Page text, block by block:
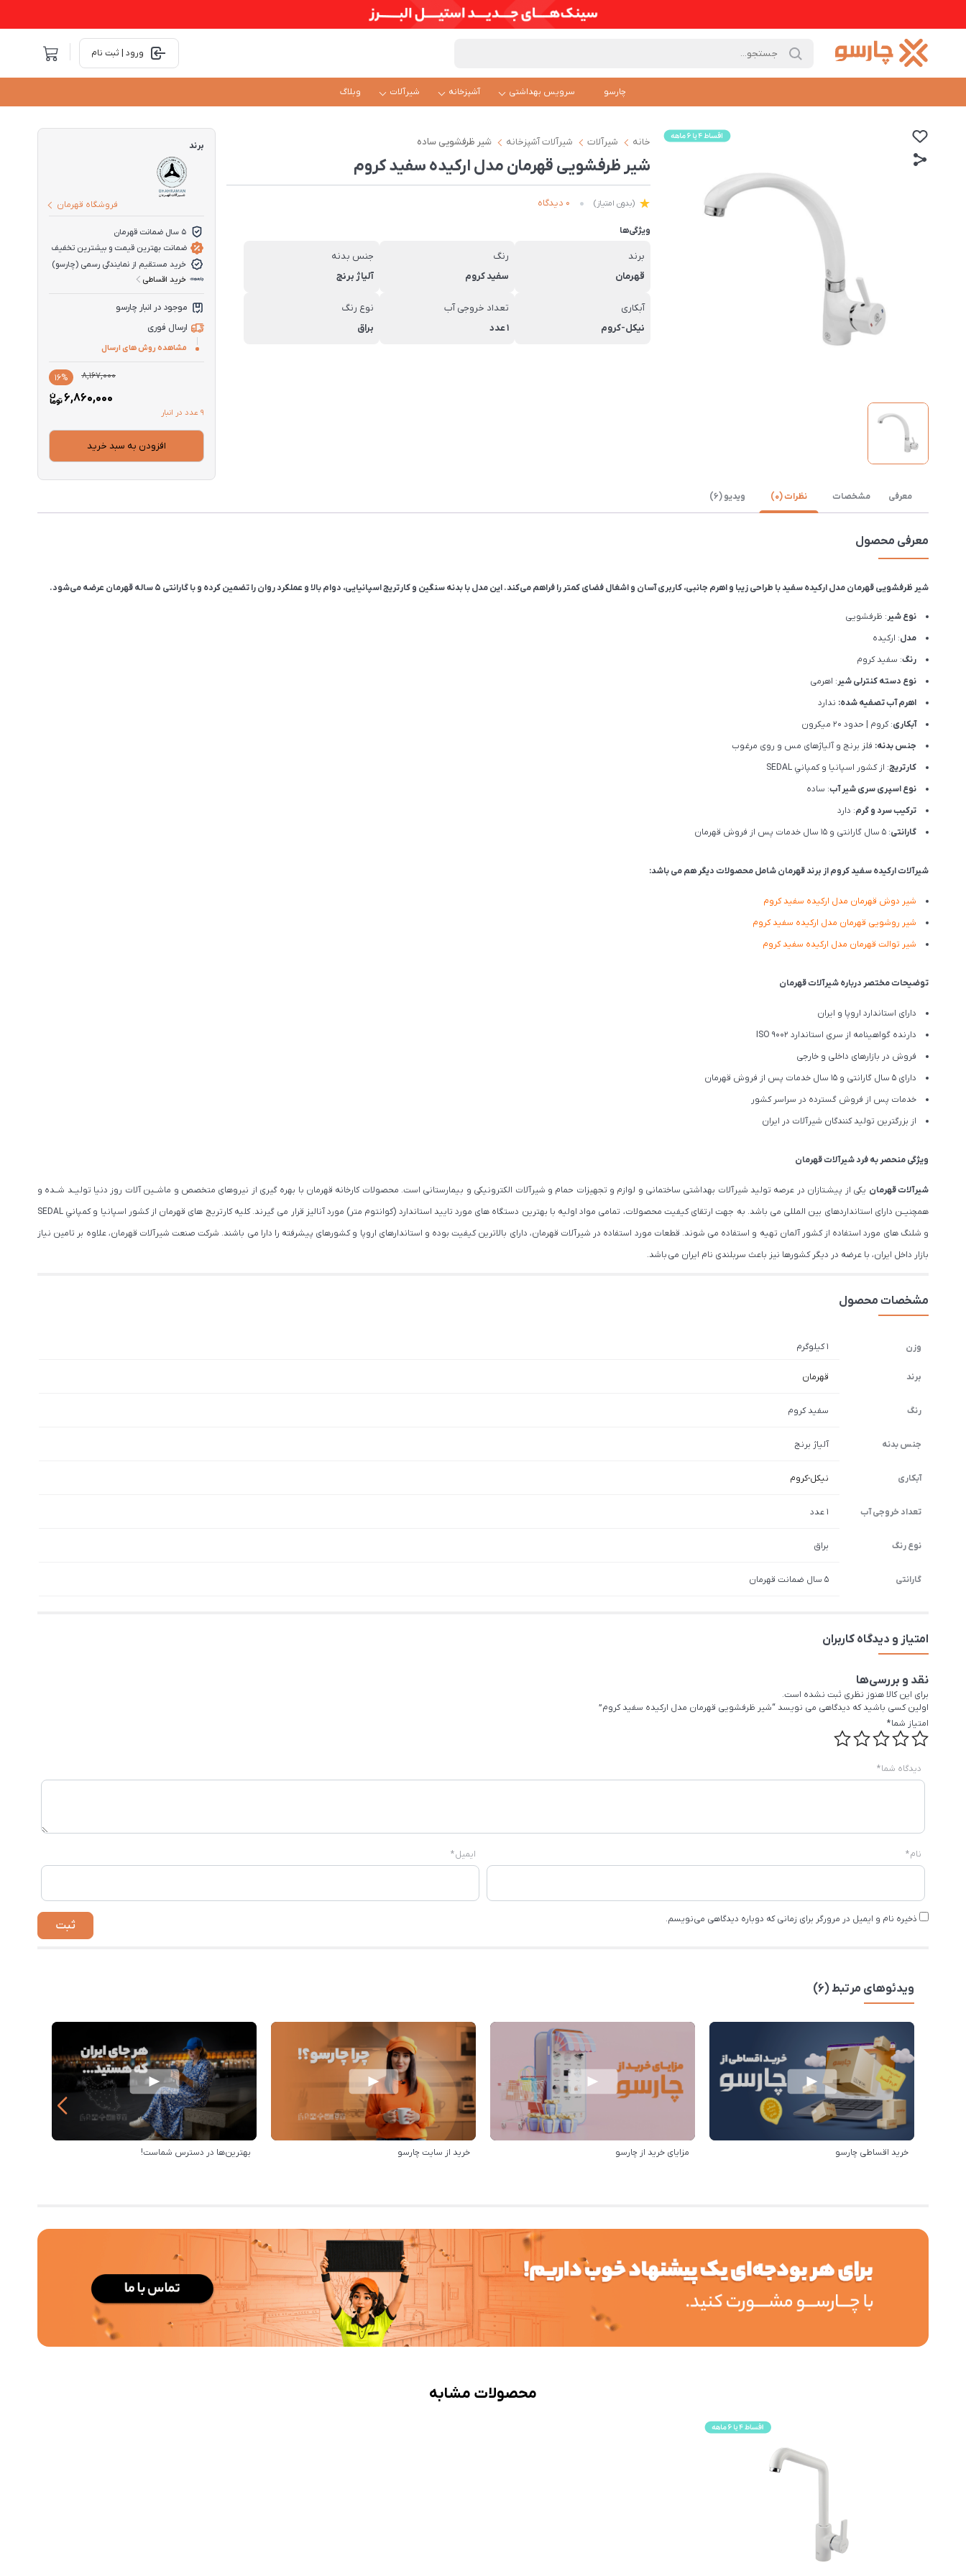
ورود | ثبت نام
چارسو سرویس بهداشتی آشپزخانه شیرآلات وبلاگ
خانه شیرآلات شیرآلات آشپزخانه شیر ظرفشویی ساده
شیر ظرفشویی قهرمان مدل ارکیده سفید کروم
(بدون امتیاز) 0 دیدگاه
ویژگی‌ها
برند
قهرمان
رنگ
سفید کروم
جنس بدنه
آلیاژ برنج
آبکاری
نیکل-کروم
تعداد خروجی آب
1 عدد
نوع رنگ
براق
برند
فروشگاه قهرمان
5 سال ضمانت قهرمان
ضمانت بهترین قیمت و بیشترین تخفیف
خرید مستقیم از نمایندگی رسمی (چارسو)
خرید اقساطی
موجود در انبار چارسو
ارسال فوری
مشاهده روش های ارسال
16% 8,167,000
قیمت
6,860,000
قیمت
9 عدد در انبار
افزودن به سبد خرید
معرفی مشخصات نظرات (0) ویدیو (6)
معرفی محصول
شیر ظرفشویی قهرمان مدل ارکیده سفید با طراحی زیبا و اهرم جانبی، کاربری آسان و اشغال فضای کمتر را فراهم می‌کند. این مدل با بدنه سنگین و کارتریج اسپانیایی، دوام بالا و عملکرد روان را تضمین کرده و با گارانتی 5 ساله قهرمان عرضه می‌شود.
نوع شیر: ظرفشویی
مدل: ارکیده
رنگ: سفید کروم
نوع دسته کنترلی شیر: اهرمی
اهرم آب تصفیه شده: ندارد
آبکاری: کروم | حدود 20 میکرون
جنس بدنه: فلز برنج و آلیاژهای مس و روی مرغوب
کارتریج: از كشور اسپانيا و كمپاني SEDAL
نوع اسپری سری شیر آب: ساده
ترکیب سرد و گرم: دارد
گارانتی: 5 سال گارانتی و 15 سال خدمات پس از فروش قهرمان
شیرآلات ارکیده سفید کروم از برند قهرمان شامل محصولات دیگر هم می باشد:
شیر دوش قهرمان مدل ارکیده سفید کروم
شیر روشویی قهرمان مدل ارکیده سفید کروم
شیر توالت قهرمان مدل ارکیده سفید کروم
توضیحات مختصر درباره شیرآلات قهرمان
دارای استاندارد اروپا و ایران
دارنده گواهینامه از سری استاندارد ISO 9002
فروش در بازارهای داخلی و خارجی
دارای 5 سال گارانتی و 15 سال خدمات پس از فروش قهرمان
خدمات پس از فروش گسترده در سراسر کشور
از بزرگترین تولید کنندگان شیرآلات در ایران
ویژگی منحصر به فرد شیرآلات قهرمان
شیرآلات قهرمان یکی از پیشـتازان در عرصه تولید شیرآلات بهداشتی ساختمانی و لوازم و تجهیزات حمام و شیرآلات الکترونیکی و بیمارستانی است. محصولات کارخانه قهرمان با بهره گیری از نیروهای متخصص و ماشــین آلات روز دنیا تولیــد شــده و
همچنیــن دارای استانداردهای بین المللی می باشد. به جهت ارتقای کیفیت محصولات، تمامی مواد اولیه با بهترین دستگاه های مورد تایید استاندارد (كوانتوم متر) مورد آنالیز قرار می گیرند. كليه كارتريج های قهرمان از كشور اسپانيا و كمپاني SEDAL
و شلنگ های مورد استفاده از کشور آلمان تهیه و استفاده می شوند. قطعات مورد استفاده در شیرآلات قهرمان، دارای بالاترین کیفیت بوده و استاندارهای اروپا و کشورهای پیشرفته را دارا می باشند. شرکت صنعت شیرآلات قهرمان، علاوه بر تامین نیاز
بازار داخل ایران، با عرضه در دیگر کشورها نیز باعث سربلندی نام ایران می باشد.
مشخصات محصول
وزن 1 کیلوگرم
برند قهرمان
رنگ سفید کروم
جنس بدنه آلیاژ برنج
آبکاری نیکل-کروم
تعداد خروجی آب 1 عدد
نوع رنگ براق
گارانتی 5 سال ضمانت قهرمان
امتیاز و دیدگاه کاربران
نقد و بررسی‌ها
برای این کالا هنوز نظری ثبت نشده است.
اولین کسی باشید که دیدگاهی می نویسد “شیر ظرفشویی قهرمان مدل ارکیده سفید کروم”
امتیاز شما*
دیدگاه شما*
نام* ایمیل*
ذخیره نام و ایمیل در مرورگر برای زمانی که دوباره دیدگاهی می‌نویسم.
ویدئوهای مرتبط (6)
خرید اقساطی چارسو مزایای خرید از چارسو خرید از سایت چارسو بهترین‌ها در دسترس شماست!
محصولات مشابه